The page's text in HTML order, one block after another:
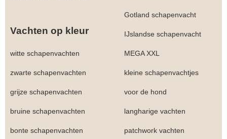
Gotland schapenvacht
Vachten op kleur IJslandse schapenvacht
witte schapenvachten MEGA XXL
zwarte schapenvachten kleine schapenvachtjes
grijze schapenvachten voor de hond
bruine schapenvachten langharige vachten
bonte schapenvachten patchwork vachten